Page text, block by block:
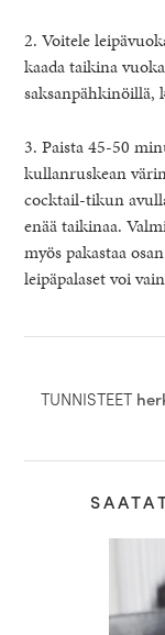
2. Voitele
kaada taikina
saksanpähkinöillä,
3. Paista 45-50
kullanruskean
cocktail-tikun
enää taikinaa.
myös pakastaa
leipäpalaset voi
TUNNISTEET